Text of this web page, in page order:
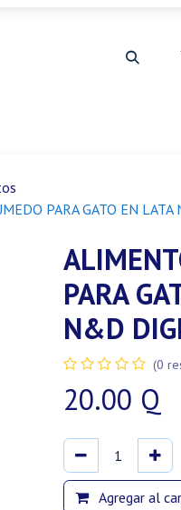
PARA GATO EN
PARA
N&D
(0
20.00 Q
Agregar al